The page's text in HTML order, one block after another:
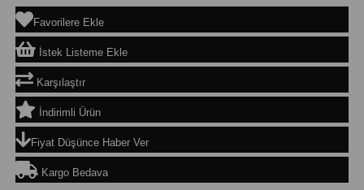
Favorilere Ekle
İstek Listeme Ekle
Karşılaştır
İndirimli Ürün
Fiyat Düşünce Haber Ver
Kargo Bedava